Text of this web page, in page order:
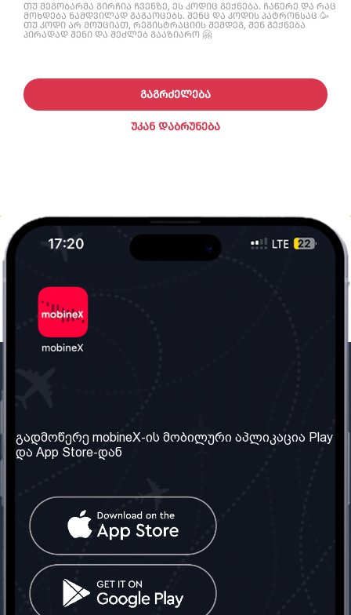
თუ მეგობარმა გირჩია ჩვენზე, ეს კოდიც გექნება. ჩაწერე და რაც
მოხდება ნამდვილად გაგაოცებს. შენც და კოდის პატრონსაც 🥳
თუ კოდი არ მოუციათ, რეგისტრაციის შემდეგ, შენ გექნება
პირადად შენი და შეძლებ გააზიარო 🤗
ᲣᲙᲐᲜ ᲓᲐᲑᲠᲣᲜᲔᲑᲐ
ᲒᲐᲒᲠᲫᲔᲚᲔᲑᲐ
ჩვენ შესახებ
ჩვენი სერვისები
წესები და პირობები
კითხვები
კონტაქტი
საქართველო: თბილისი
ტელ: 032 2 04 00 50
სოციალური ქსელი
გადმოწერე mobineX-ის მობილური აპლიკაცია Play
და App Store-დან